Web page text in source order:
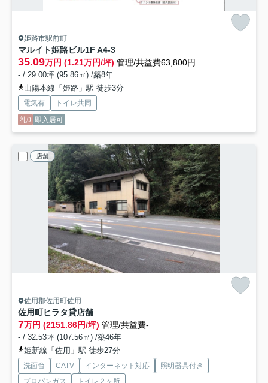
姫路市駅前町
マルイト姫路ビル1F A4-3
35.09万円 (1.21万円/坪) 管理/共益費63,800円
- / 29.00坪 (95.86㎡) /築8年
山陽本線「姫路」駅 徒歩3分
電気有
トイレ共同
礼0 即入居可
店舗
佐用郡佐用町佐用
佐用町ヒラタ貸店舗
7万円 (2151.86円/坪) 管理/共益費-
- / 32.53坪 (107.56㎡) /築46年
姫新線「佐用」駅 徒歩27分
洗面台 CATV インターネット対応
照明器具付き
プロパンガス
トイレ２ヶ所